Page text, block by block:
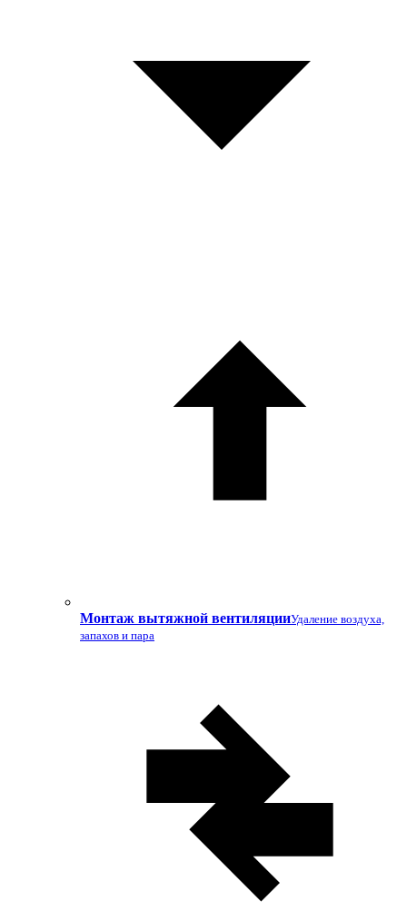
Монтаж вытяжной вентиляцииУдаление воздуха,
запахов и пара